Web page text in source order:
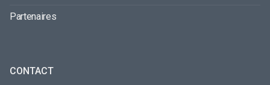
Partenaires
CONTACT